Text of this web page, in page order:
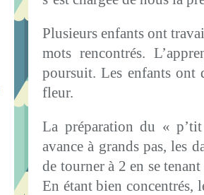
Plusieurs enfants ont
mots rencontrés.
poursuit. Les enfants ont
fleur.
La préparation du «
avance à grands pas, les
de tourner à 2 en se
En étant bien concentrés,